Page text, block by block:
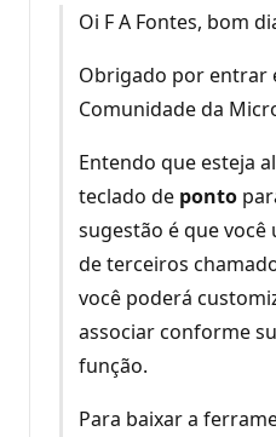
Oi F A Fontes, bom
Obrigado por entrar
Comunidade da
Entendo que esteja
teclado de ponto
sugestão é que
de terceiros
você poderá
associar conforme
função.
Para baixar a